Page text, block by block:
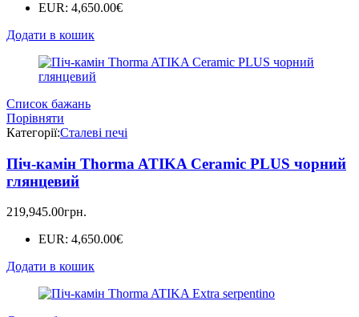
EUR: 4,650.00€
Додати в кошик
Список бажань
Порівняти
Категорії:Сталеві печі
Піч-камін Thorma ATIKA Ceramic PLUS чорний
глянцевий
219,945.00грн.
EUR: 4,650.00€
Додати в кошик